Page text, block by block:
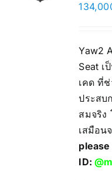
Yaw2
Seat เ
เคด ที่
ประสบ
สมจริง
เสมือน
ID: